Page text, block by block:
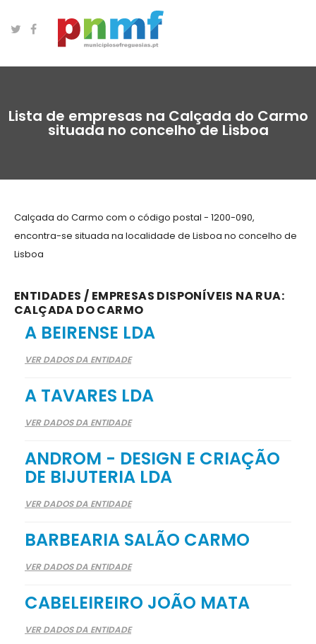
Lista de empresas na Calçada do Carmo
situada no concelho de Lisboa
Calçada do Carmo com o código postal - 1200-090,
encontra-se situada na localidade de Lisboa no concelho de
Lisboa
ENTIDADES / EMPRESAS DISPONÍVEIS NA RUA:
CALÇADA DO CARMO
A BEIRENSE LDA
VER DADOS DA ENTIDADE
A TAVARES LDA
VER DADOS DA ENTIDADE
ANDROM - DESIGN E CRIAÇÃO
DE BIJUTERIA LDA
VER DADOS DA ENTIDADE
BARBEARIA SALÃO CARMO
VER DADOS DA ENTIDADE
CABELEIREIRO JOÃO MATA
VER DADOS DA ENTIDADE